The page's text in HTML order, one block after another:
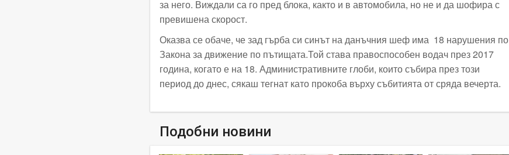
за него. Виждали са го пред блока, както и в автомобила, но не и да шофира с
превишена скорост.
Оказва се обаче, че зад гърба си синът на данъчния шеф има 18 нарушения по
Закона за движение по пътищата.Той става правоспособен водач през 2017
година, когато е на 18. Административните глоби, които събира през този
период до днес, сякаш тегнат като прокоба върху събитията от сряда вечерта.
Подобни новини